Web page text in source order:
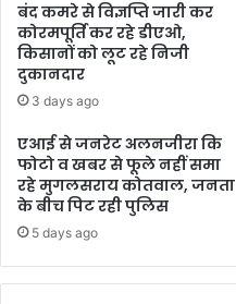
बंद कमरे से विज्ञप्ति जारी कर
कोरमपूर्ति कर रहे डीएओ,
किसानों को लूट रहे निजी
दुकानदार
3 days ago
एआई से जनरेट अलनजीरा कि
फोटो व खबर से फूले नहीं समा
रहे मुगलसराय कोतवाल, जनता
के बीच पिट रही पुलिस
5 days ago